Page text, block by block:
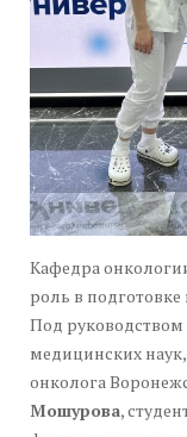
Кафедра
роль в
Под
медицинских
онколога
Мошурова,